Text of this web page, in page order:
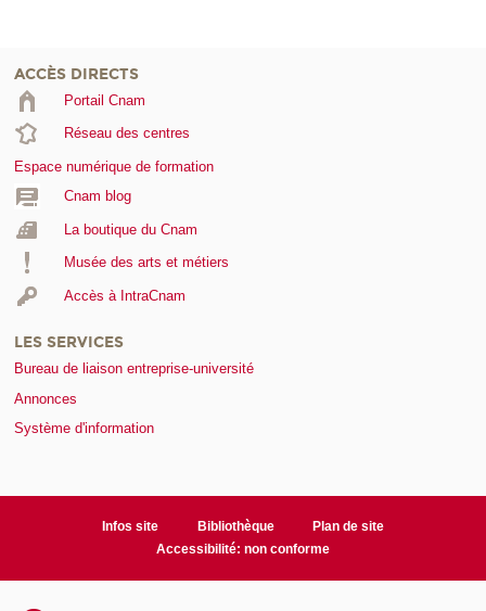
ACCÈS DIRECTS
Portail Cnam
Réseau des centres
Espace numérique de formation
Cnam blog
La boutique du Cnam
Musée des arts et métiers
Accès à IntraCnam
LES SERVICES
Bureau de liaison entreprise-université
Annonces
Système d'information
Infos site Bibliothèque
Plan de site
Accessibilité: non conforme